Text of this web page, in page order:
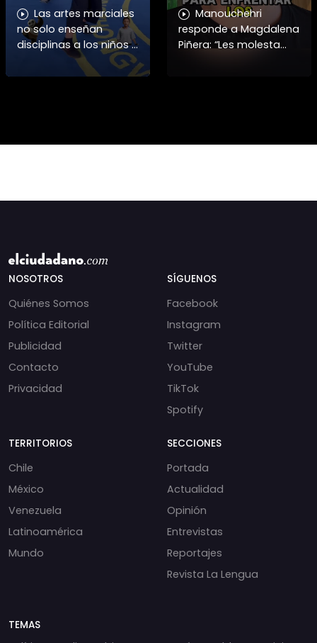
Las artes marciales
no solo enseñan
disciplinas a los niños y
niñas si no también ser
honorables #deporte
Manouchehri
responde a Magdalena
Piñera: “Les molesta
NOSOTROS
Quiénes Somos
Política Editorial
Publicidad
Contacto
Privacidad
SÍGUENOS
Facebook
Instagram
Twitter
YouTube
TikTok
Spotify
TERRITORIOS
Chile
México
Venezuela
Latinoamérica
Mundo
SECCIONES
Portada
Actualidad
Opinión
Entrevistas
Reportajes
Revista La Lengua
TEMAS